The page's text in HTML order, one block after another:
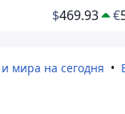
$469.93 €
мира на сегодня